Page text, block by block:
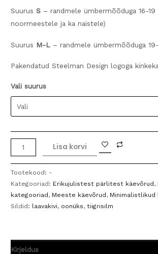
SuurusS – randmele ümbermõõduga 16-19
noormeestele ja ka naistele)
Suurus M-L – randmele ümbermõõduga
Pakendatud Steelman Design logoga
Vali suurus
Meeste
käevõru
"Tasakaal"
kogus
Lisa korvi
Tootekood: -
Kategooriad: Erikujulistest pärlitest käevõrud,
kategooriad, Meeste käevõrud, Minimalistlikud
Sildid: laavakivi, oonüks,tiigrisilm
Kirjeldus